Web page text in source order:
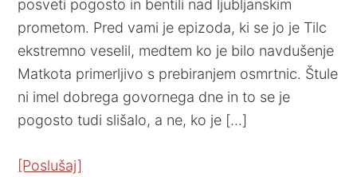
posveti pogosto in bentili nad ljubljanskim
prometom. Pred vami je epizoda, ki se jo je Tilc
ekstremno veselil, medtem ko je bilo navdušenje
Matkota primerljivo s prebiranjem osmrtnic. Štule
ni imel dobrega govornega dne in to se je
pogosto tudi slišalo, a ne, ko je […]
[Poslušaj]